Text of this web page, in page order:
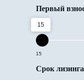
Первый
15
15
Срок лизинга